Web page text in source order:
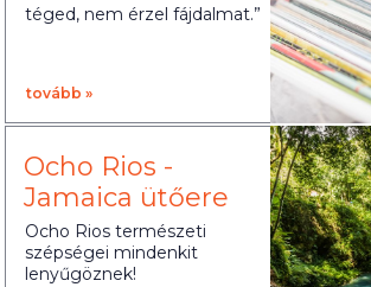
téged, nem érzel fájdalmat.”
tovább »
Ocho Rios -
Jamaica ütőere
Ocho Rios természeti
szépségei mindenkit
lenyűgöznek!